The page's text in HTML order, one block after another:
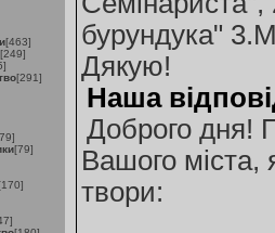
[463]
[249]
[291]
[79]
бурундука"
Дякую!
Наша
Доброго дня!
Вашого міста,
твори: